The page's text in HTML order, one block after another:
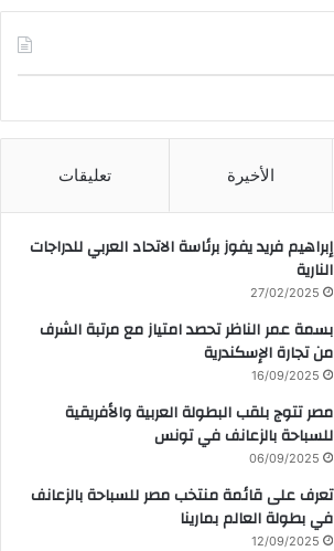
الأخيرة تعليقات
إبراهيم فريد يفوز برئاسة الاتحاد العربي للدراجات
النارية
27/02/2025
بسمة عمر الناظر تحصد امتياز مع مرتبة الشرف
من تجارة الإسكندرية
16/09/2025
مصر تتوج بلقب البطولة العربية والأفريقية
للسباحة بالزعانف في تونس
06/09/2025
تعرف على قائمة منتخب مصر للسباحة بالزعانف
في بطولة العالم بمارينا
12/09/2025